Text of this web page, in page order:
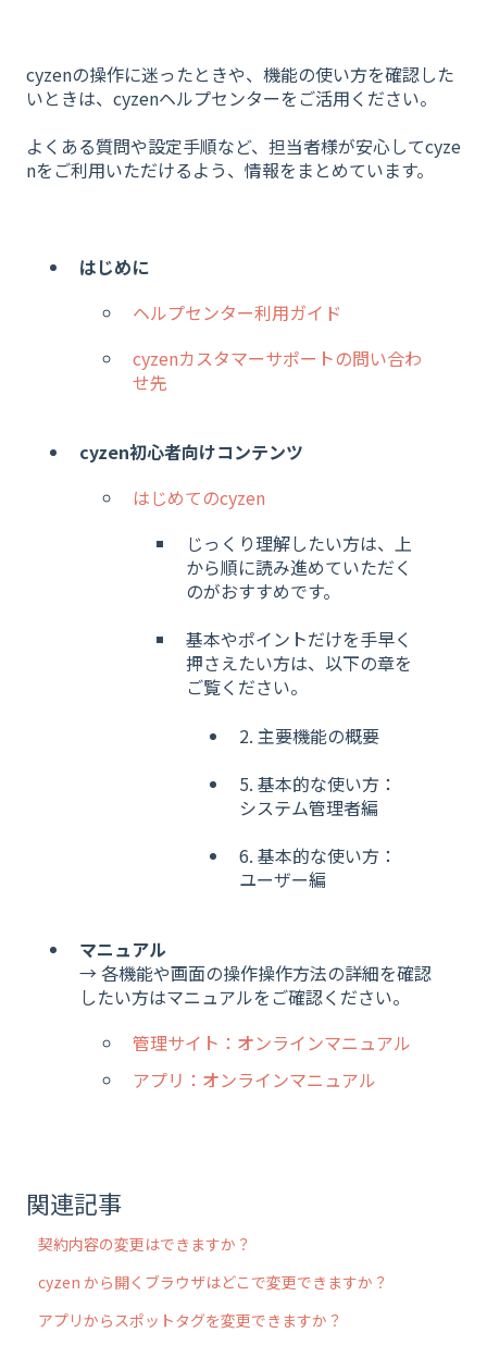
cyzenの操作に迷ったときや、機能の使い方を確認した
いときは、cyzenヘルプセンターをご活用ください。
よくある質問や設定手順など、担当者様が安心してcyze
nをご利用いただけるよう、情報をまとめています。
はじめに
ヘルプセンター利用ガイド
cyzenカスタマーサポートの問い合わ
せ先
cyzen初心者向けコンテンツ
はじめてのcyzen
じっくり理解したい方は、上
から順に読み進めていただく
のがおすすめです。
基本やポイントだけを手早く
押さえたい方は、以下の章を
ご覧ください。
2. 主要機能の概要
5. 基本的な使い方：
システム管理者編
6. 基本的な使い方：
ユーザー編
マニュアル
→ 各機能や画面の操作操作方法の詳細を確認
したい方はマニュアルをご確認ください。
管理サイト：オンラインマニュアル
アプリ：オンラインマニュアル
関連記事
契約内容の変更はできますか？
cyzen から開くブラウザはどこで変更できますか？
アプリからスポットタグを変更できますか？